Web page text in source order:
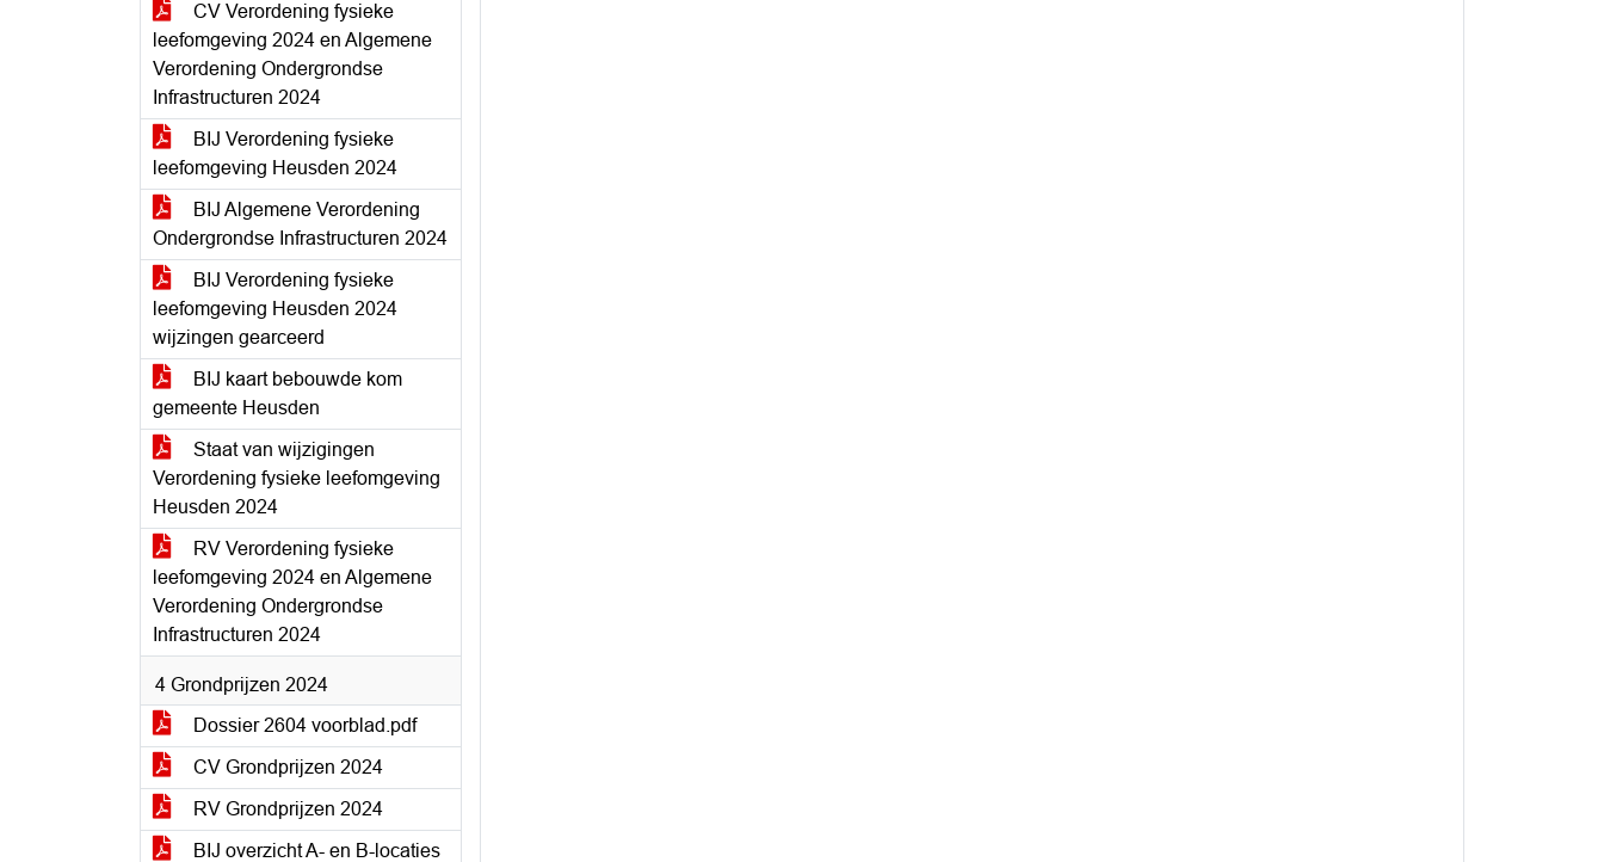
CV Verordening fysieke
leefomgeving 2024 en Algemene
Verordening Ondergrondse
Infrastructuren 2024
BIJ Verordening fysieke
leefomgeving Heusden 2024
BIJ Algemene Verordening
Ondergrondse Infrastructuren 2024
BIJ Verordening fysieke
leefomgeving Heusden 2024
wijzingen gearceerd
BIJ kaart bebouwde kom
gemeente Heusden
Staat van wijzigingen
Verordening fysieke leefomgeving
Heusden 2024
RV Verordening fysieke
leefomgeving 2024 en Algemene
Verordening Ondergrondse
Infrastructuren 2024
4 Grondprijzen 2024
Dossier 2604 voorblad.pdf
CV Grondprijzen 2024
RV Grondprijzen 2024
BIJ overzicht A- en B-locaties